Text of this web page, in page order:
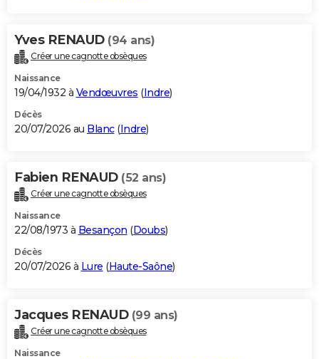
Yves RENAUD (94 ans)
Créer une cagnotte obsèques
Naissance
19/04/1932 à Vendœuvres (Indre)
Décès
20/07/2026 au Blanc(Indre)
Fabien RENAUD (52 ans)
Créer une cagnotte obsèques
Naissance
22/08/1973 à Besançon (Doubs)
Décès
20/07/2026 à Lure (Haute-Saône)
Jacques RENAUD (99 ans)
Créer une cagnotte obsèques
Naissance